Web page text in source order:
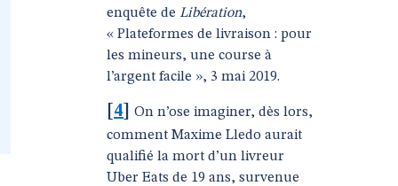
enquête de Libération,
« Plateformes de livraison : pour
les mineurs, une course à
l’argent facile », 3 mai 2019.
4
On n’ose imaginer, dès lors,
comment Maxime Lledo aurait
qualifié la mort d’un livreur
Uber Eats de 19 ans, survenue